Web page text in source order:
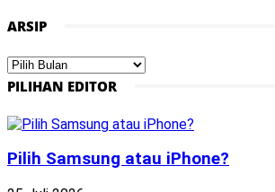
ARSIP
Arsip
PILIHAN EDITOR
Pilih Samsung atau iPhone?